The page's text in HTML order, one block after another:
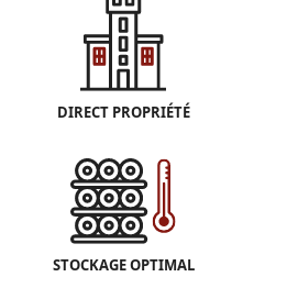
DIRECT PROPRIÉTÉ
STOCKAGE OPTIMAL